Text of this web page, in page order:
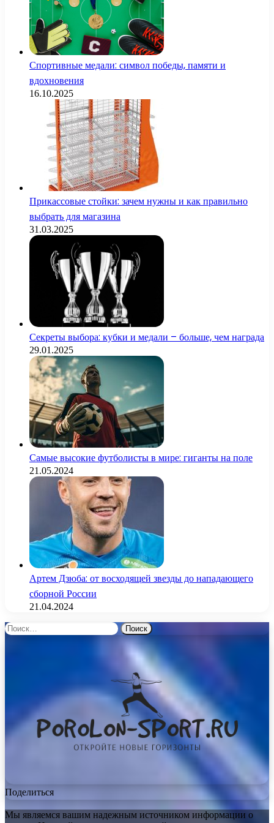
Спортивные медали: символ победы, памяти и
вдохновения
16.10.2025
Прикассовые стойки: зачем нужны и как правильно
выбрать для магазина
31.03.2025
Секреты выбора: кубки и медали – больше, чем награда
29.01.2025
Самые высокие футболисты в мире: гиганты на поле
21.05.2024
Артем Дзюба: от восходящей звезды до нападающего
сборной России
21.04.2024
Найти:
Поделиться
Мы являемся вашим надежным источником информации о